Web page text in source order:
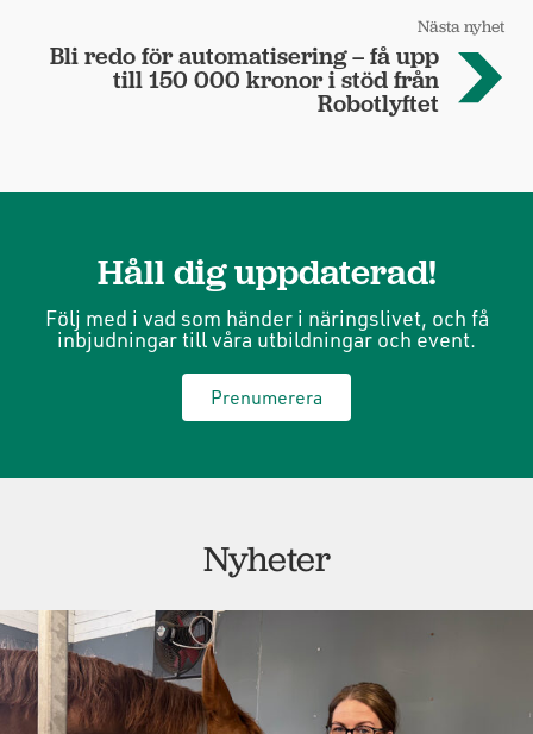
Nästa nyhet
Bli redo för automatisering – få upp
till 150 000 kronor i stöd från
Robotlyftet
Håll dig uppdaterad!
Följ med i vad som händer i näringslivet, och få
inbjudningar till våra utbildningar och event.
Prenumerera
Nyheter